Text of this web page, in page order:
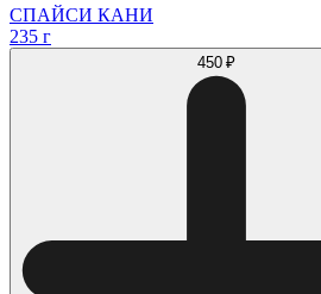
СПАЙСИ КАНИ
235 г
450 ₽